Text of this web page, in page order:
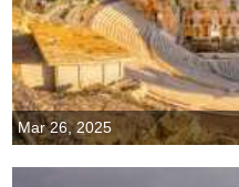
Mar 26, 2025